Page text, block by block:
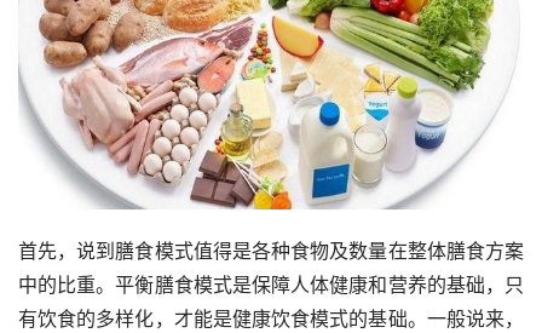
首先，说到膳食模式值得是各种食物及数量在整体膳食方案
中的比重。平衡膳食模式是保障人体健康和营养的基础，只
有饮食的多样化，才能是健康饮食模式的基础。一般说来，